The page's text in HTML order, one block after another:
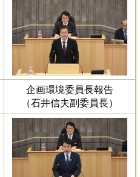
企画環境委員長報告
（石井信夫副委員長）